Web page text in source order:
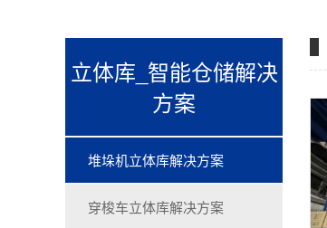
立体库_智能仓储解决
方案
堆垛机立体库解决方案
穿梭车立体库解决方案